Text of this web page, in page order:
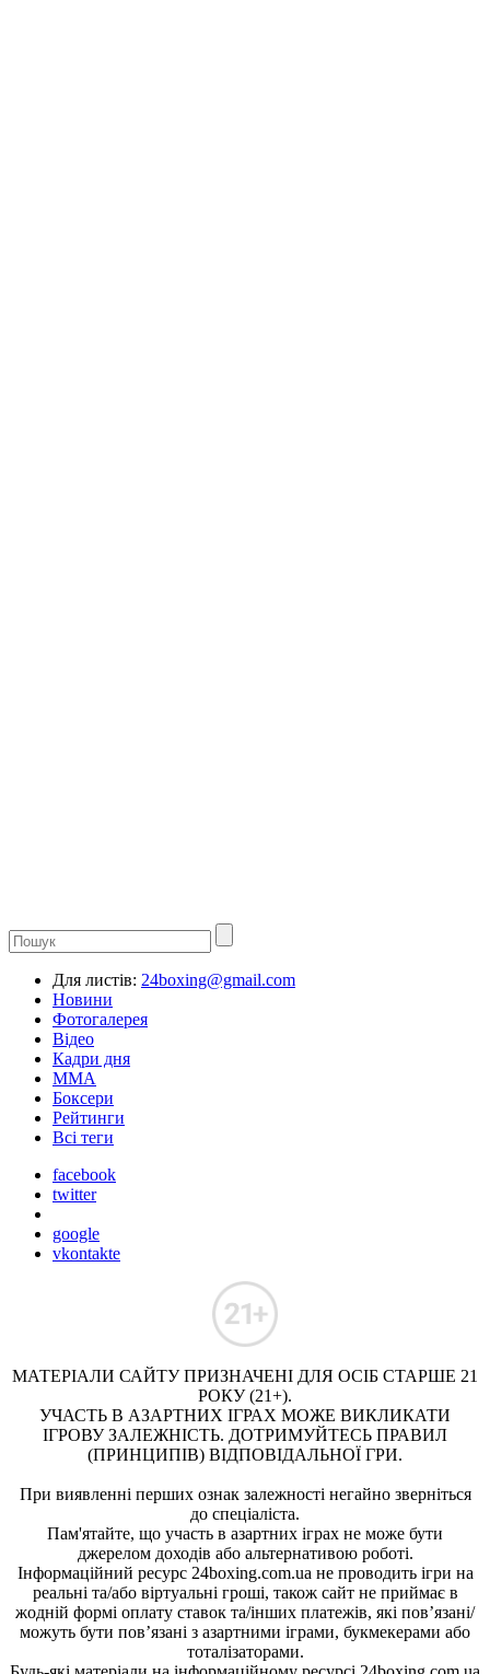
Для листів: 24boxing@gmail.com
Новини
Фотогалерея
Відео
Кадри дня
ММА
Боксери
Рейтинги
Всі теги
facebook
twitter
google
vkontakte
МАТЕРІАЛИ САЙТУ ПРИЗНАЧЕНІ ДЛЯ ОСІБ СТАРШЕ 21
РОКУ (21+).
УЧАСТЬ В АЗАРТНИХ ІГРАХ МОЖЕ ВИКЛИКАТИ
ІГРОВУ ЗАЛЕЖНІСТЬ. ДОТРИМУЙТЕСЬ ПРАВИЛ
(ПРИНЦИПІВ) ВІДПОВІДАЛЬНОЇ ГРИ.
При виявленні перших ознак залежності негайно зверніться
до спеціаліста.
Пам'ятайте, що участь в азартних іграх не може бути
джерелом доходів або альтернативою роботі.
Інформаційний ресурс 24boxing.com.ua не проводить ігри на
реальні та/або віртуальні гроші, також сайт не приймає в
жодній формі оплату ставок та/інших платежів, які пов’язані/
можуть бути пов’язані з азартними іграми, букмекерами або
тоталізаторами.